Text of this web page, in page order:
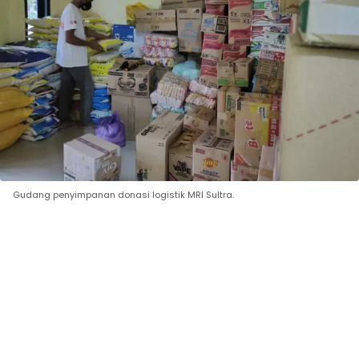
Gudang penyimpanan donasi logistik MRI Sultra.